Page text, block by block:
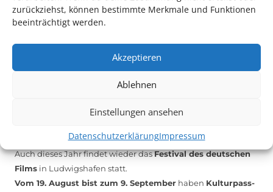
zurückziehst, können bestimmte Merkmale und Funktionen
beeinträchtigt werden.
Akzeptieren
Ablehnen
Einstellungen ansehen
DatenschutzerklärungImpressum
Auch dieses Jahr findet wieder dasFestival des deutschen
Films in Ludwigshafen statt.
Vom 19. August bist zum 9. September haben Kulturpass-